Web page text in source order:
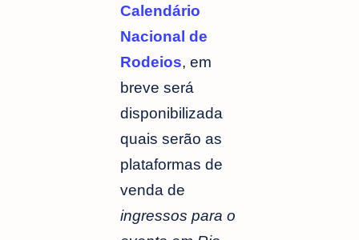
Calendário
Nacional de
Rodeios, em
breve será
disponibilizada
quais serão as
plataformas de
venda de
ingressos para o